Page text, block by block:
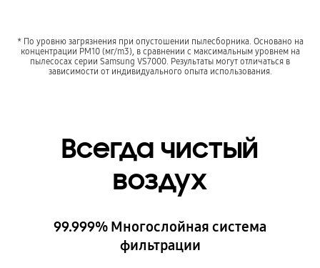
* По уровню загрязнения при опустошении пылесборника. Основано на
концентрации PM10 (мг/m3), в сравнении с максимальным уровнем на
пылесосах серии Samsung VS7000. Результаты могут отличаться в
зависимости от индивидуального опыта использования.
Всегда чистый
воздух
99.999% Многослойная система
фильтрации